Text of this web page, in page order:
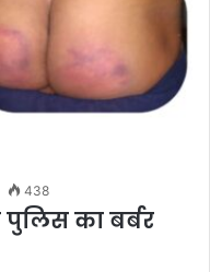
438
का बर्बर